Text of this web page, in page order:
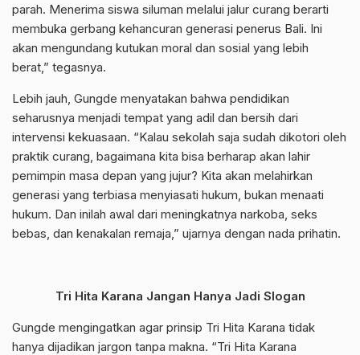
parah. Menerima siswa siluman melalui jalur curang berarti
membuka gerbang kehancuran generasi penerus Bali. Ini
akan mengundang kutukan moral dan sosial yang lebih
berat,” tegasnya.
Lebih jauh, Gungde menyatakan bahwa pendidikan
seharusnya menjadi tempat yang adil dan bersih dari
intervensi kekuasaan. “Kalau sekolah saja sudah dikotori oleh
praktik curang, bagaimana kita bisa berharap akan lahir
pemimpin masa depan yang jujur? Kita akan melahirkan
generasi yang terbiasa menyiasati hukum, bukan menaati
hukum. Dan inilah awal dari meningkatnya narkoba, seks
bebas, dan kenakalan remaja,” ujarnya dengan nada prihatin.
Tri Hita Karana Jangan Hanya Jadi Slogan
Gungde mengingatkan agar prinsip Tri Hita Karana tidak
hanya dijadikan jargon tanpa makna. “Tri Hita Karana